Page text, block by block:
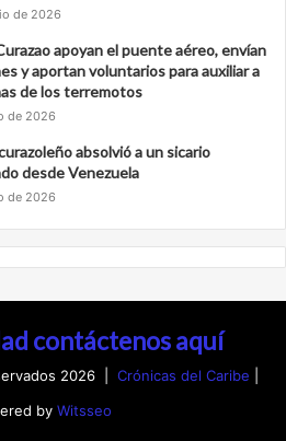
de 2026
apoyan el puente aéreo, envían
y aportan voluntarios para auxiliar a
de los terremotos
de 2026
absolvió a un sicario
desde Venezuela
de 2026
contáctenos aquí
2026 | Crónicas del Caribe
by Witsseo